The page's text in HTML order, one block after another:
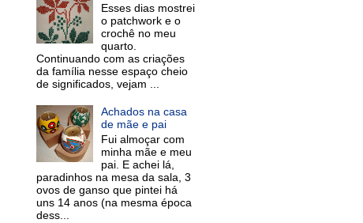
Esses dias mostrei
o patchwork e o
crochê no meu
quarto.
Continuando com as criações
da família nesse espaço cheio
de significados, vejam ...
Achados na casa
de mãe e pai
Fui almoçar com
minha mãe e meu
pai. E achei lá,
paradinhos na mesa da sala, 3
ovos de ganso que pintei há
uns 14 anos (na mesma época
dess...